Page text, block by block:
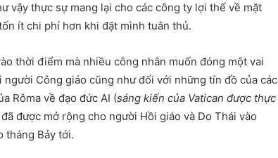
vậy thực sự mang lại cho các công ty lợi thế về mặt
ít chi phí hơn khi đặt mình tuân thủ.
thời điểm mà nhiều công nhân muốn đóng một vai
Công giáo cũng như đối với những tín đồ của các
Rôma về đạo đức AI (sáng kiến của Vatican được thực
đã được mở rộng cho người Hồi giáo và Do Thái vào
tháng Bảy tới.